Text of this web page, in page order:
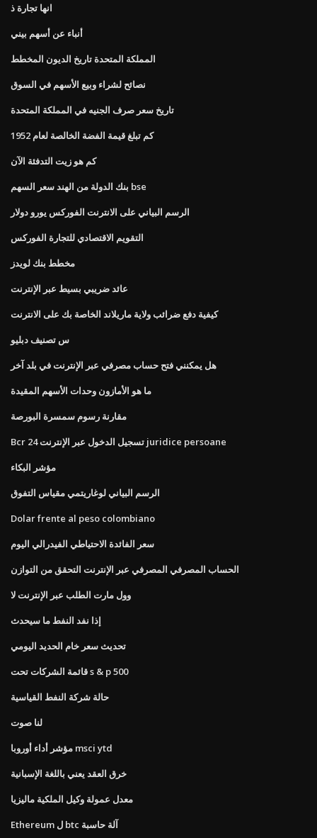
انها تجارة ذ
أنباء عن أسهم بيني
المملكة المتحدة تاريخ الديون المخطط
نصائح لشراء وبيع الأسهم في السوق
تاريخ سعر صرف الجنيه في المملكة المتحدة
كم تبلغ قيمة الفضة الخالصة لعام 1952
كم هو زيت التدفئة الآن
بنك الدولة من الهند سعر السهم bse
الرسم البياني على الانترنت الفوركس يورو دولار
التقويم الاقتصادي للتجارة الفوركس
مخطط بنك لويدز
عائد ضريبي بسيط عبر الإنترنت
كيفية دفع ضرائب ولاية ماريلاند الخاصة بك على الانترنت
س تصنيف دبليو
هل يمكنني فتح حساب مصرفي عبر الإنترنت في بلد آخر
ما هو الأمازون وحدات الأسهم المقيدة
مقارنة رسوم سمسرة البورصة
Bcr 24 تسجيل الدخول عبر الإنترنت juridice persoane
مؤشر البكاء
الرسم البياني لوغاريتمي مقياس التفوق
Dolar frente al peso colombiano
سعر الفائدة الاحتياطي الفيدرالي اليوم
الحساب المصرفي المصرفي عبر الإنترنت التحقق من التوازن
وول مارت الطلب عبر الإنترنت لا
إذا نفد النفط ما سيحدث
تحديث سعر خام الحديد اليومي
قائمة الشركات تحت s & p 500
حالة شركة النفط القياسية
لنا صوت
مؤشر أداء أوروبا msci ytd
خرق العقد يعني باللغة الإسبانية
معدل عمولة وكيل الملكية ماليزيا
Ethereum ل btc آلة حاسبة